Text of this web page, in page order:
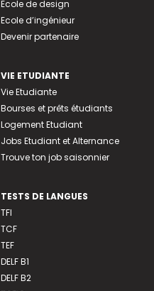
Ecole de design
Ecole d’ingénieur
Devenir partenaire
VIE ETUDIANTE
Vie Etudiante
Bourses et prêts étudiants
Logement Etudiant
Jobs Etudiant et Alternance
Trouve ton job saisonnier
TESTS DE LANGUES
TFI
TCF
TEF
DELF B1
DELF B2